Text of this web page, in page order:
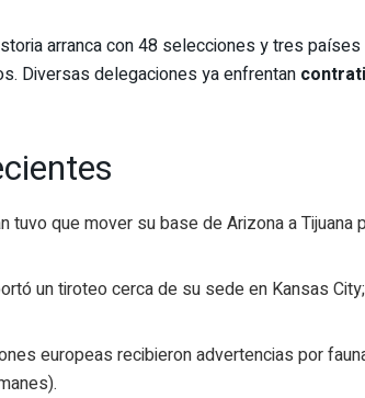
arranca con 48 selecciones y tres
Diversas delegaciones ya enfrentan
tuvo que mover su base de Arizona a
un tiroteo cerca de su sede en Kansas
europeas recibieron advertencias por